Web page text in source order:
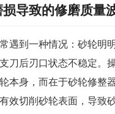
导致的修磨质量
遇到一种情况：砂轮明
刀后刃口状态不稳定。
本身，而在于砂轮修整
效切削砂轮表面，导致